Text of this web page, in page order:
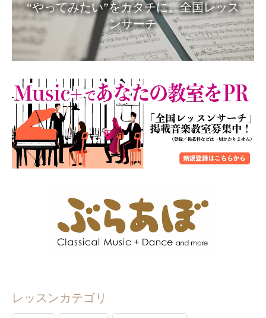
“やってみたい”をカタチに。全国レッス
ンサーチ
レッスンカテゴリ